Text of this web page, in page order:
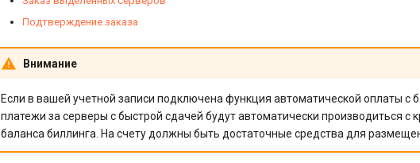
Подтверждение заказа
Внимание
Если в вашей учетной записи подключена функция автоматической оплаты с
платежи за серверы с быстрой сдачей будут автоматически производиться с
баланса биллинга. На счету должны быть достаточные средства для